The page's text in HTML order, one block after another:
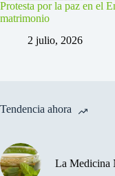
Protesta por la paz en el
matrimonio
2 julio, 2026
Tendencia ahora
La Medicina